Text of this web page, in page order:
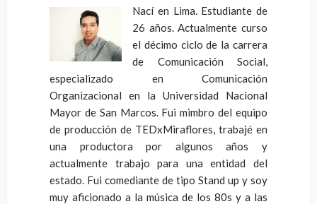
Nací en Lima. Estudiante de
26 años. Actualmente curso
el décimo ciclo de la carrera
de Comunicación Social,
especializado en Comunicación
Organizacional en la Universidad Nacional
Mayor de San Marcos. Fui mimbro del equipo
de producción de TEDxMiraflores, trabajé en
una productora por algunos años y
actualmente trabajo para una entidad del
estado. Fui comediante de tipo Stand up y soy
muy aficionado a la música de los 80s y a las